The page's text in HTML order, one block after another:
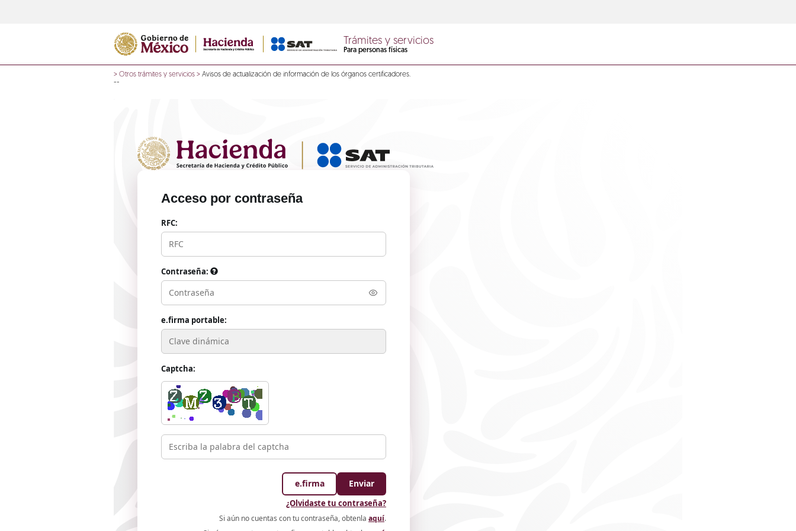
Trámites y servicios
Para personas físicas
> Otros trámites y servicios > Avisos de actualización de información de los órganos certificadores.
--